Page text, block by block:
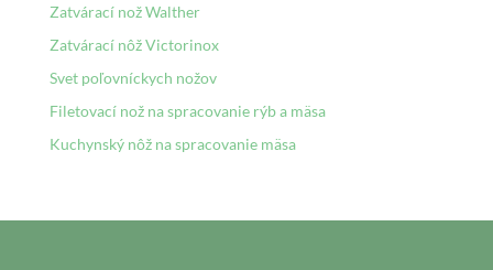
Zatvárací nož Walther
Zatvárací nôž Victorinox
Svet poľovníckych nožov
Filetovací nož na spracovanie rýb a mäsa
Kuchynský nôž na spracovanie mäsa